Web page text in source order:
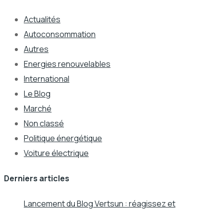
Actualités
Autoconsommation
Autres
Energies renouvelables
International
Le Blog
Marché
Non classé
Politique énergétique
Voiture électrique
Derniers articles
Lancement du Blog Vertsun : réagissez et